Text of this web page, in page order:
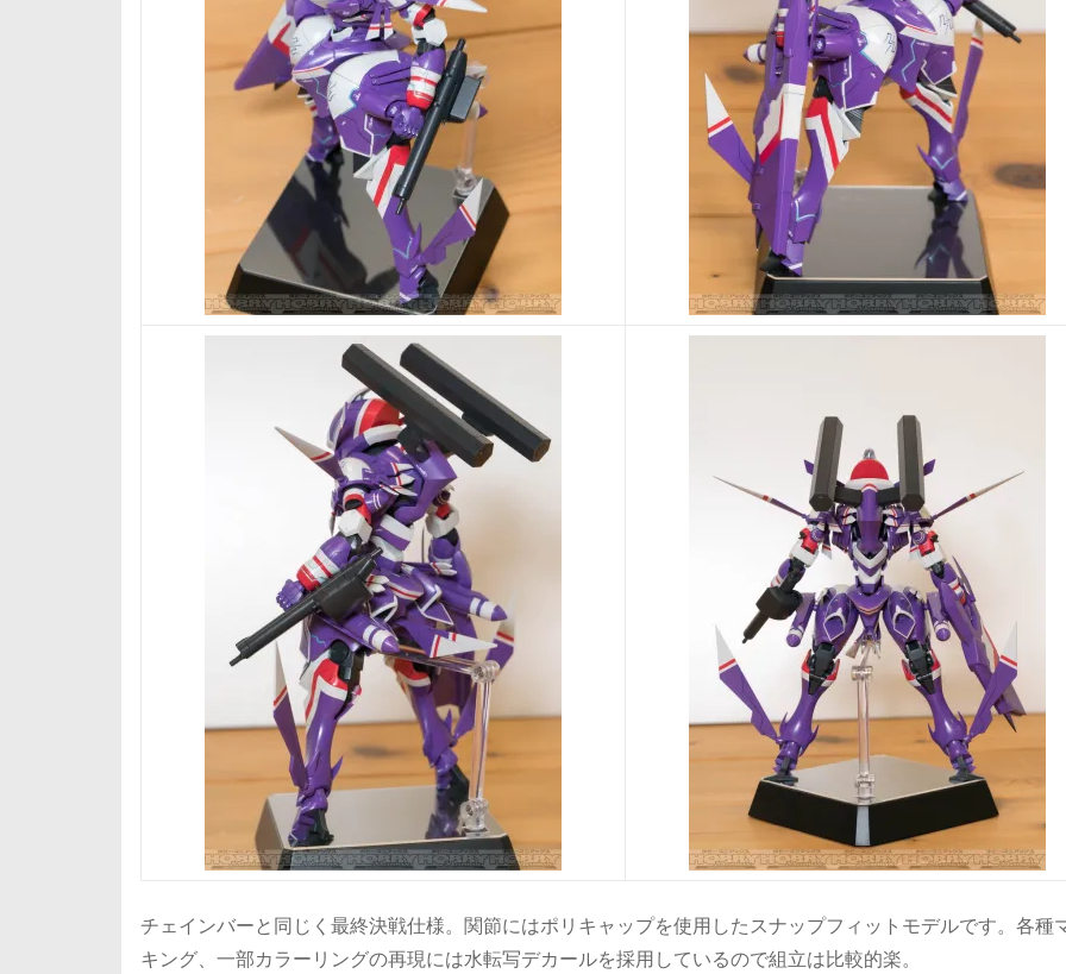
チェインバーと同じく最終決戦仕様。関節にはポリキャップを使用したスナップフィットモデルです。各種
キング、一部カラーリングの再現には水転写デカールを採用しているので組立は比較的楽。